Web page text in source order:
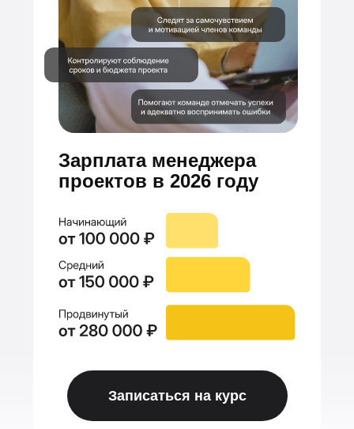
Зарплата менеджера
проектов в 2026 году
Записаться на курс